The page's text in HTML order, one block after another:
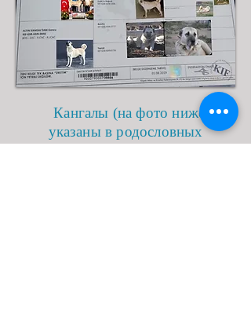
Кангалы (на фото ниже)
указаны в родословных